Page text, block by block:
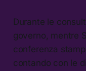
Durante le
governo, mentre
conferenza
contando con le